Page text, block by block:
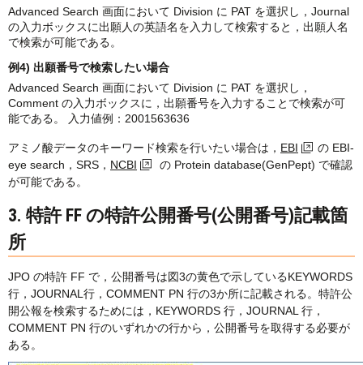
Advanced Search 画面において Division に PAT を選択し，Journal
の入力ボックスに出願人の英語名を入力して検索すると，出願人名
で検索が可能である。
例4) 出願番号で検索したい場合
Advanced Search 画面において Division に PAT を選択し，
Comment の入力ボックスに，出願番号を入力することで検索が可
能である。 入力値例：2001563636
アミノ酸データのキーワード検索を行いたい場合は， EBI
の EBI-
eye search，SRS， NCBI
の Protein database(GenPept) で確認
が可能である。
3. 特許 FF の特許公開番号(公開番号)記載箇
所
JPO の特許 FF で，公開番号は図3の黄色で示しているKEYWORDS
行，JOURNAL行，COMMENT PN 行の3か所に記載される。特許公
開公報を検索するためには，KEYWORDS 行，JOURNAL 行，
COMMENT PN 行のいずれかの行から，公開番号を取得する必要が
ある。